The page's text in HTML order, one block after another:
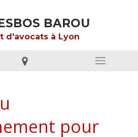
BAROU
d'avocats à Lyon
pour